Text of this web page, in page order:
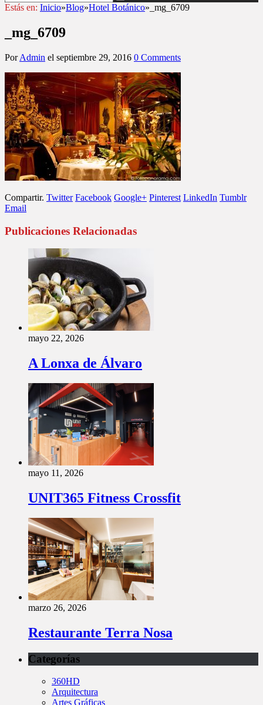
Estás en: Inicio»Blog»Hotel Botánico» _mg_6709
_mg_6709
PorAdmin el septiembre 29, 2016 0 Comments
Compartir. Twitter Facebook Google+ Pinterest LinkedIn Tumblr
Email
Publicaciones Relacionadas
mayo 22, 2026
A Lonxa de Álvaro
mayo 11, 2026
UNIT365 Fitness Crossfit
marzo 26, 2026
Restaurante Terra Nosa
Categorías
360HD
Arquitectura
Artes Gráficas